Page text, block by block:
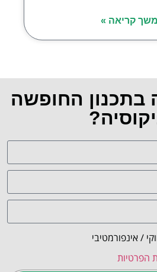
קריאה »
בתכנון החופשה
/ אינפורמטיבי
הפרטיות